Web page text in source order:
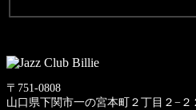
〒751-0808
山口県下関市一の宮本町２丁目２−２